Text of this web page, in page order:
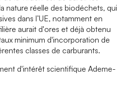
nature réelle des biodéchets, qui
dans l’UE, notamment en
aurait d'ores et déjà obtenu
minimum d'incorporation de
classes de carburants.
d'intérêt scientifique Ademe-